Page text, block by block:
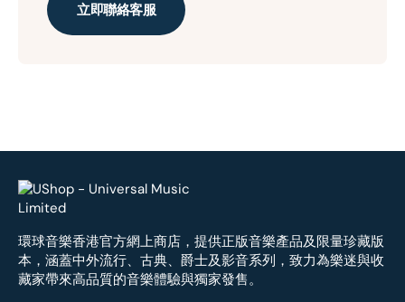
立即聯絡客服
環球音樂香港官方網上商店，提供正版音樂產品及限量珍藏版
本，涵蓋中外流行、古典、爵士及影音系列，致力為樂迷與收
藏家帶來高品質的音樂體驗與獨家發售。